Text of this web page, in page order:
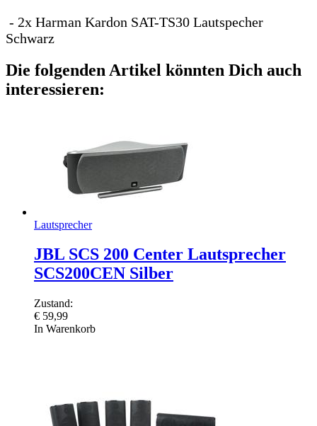
- 2x Harman Kardon SAT-TS30 Lautspecher
Schwarz
Die folgenden Artikel könnten Dich auch
interessieren:
Lautsprecher
JBL SCS 200 Center Lautsprecher
SCS200CEN Silber
Zustand:
€ 59,99
In Warenkorb